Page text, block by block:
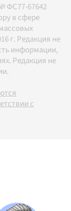
ФС77-67642
в сфере
г. Редакция не
информации,
Редакция не
с